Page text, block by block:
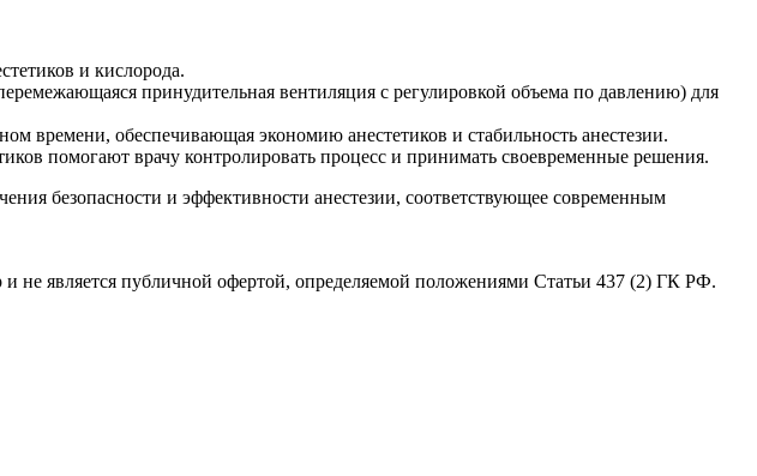
и кислорода.
принудительная вентиляция с регулировкой объема по давлению) для
времени, обеспечивающая экономию анестетиков и стабильность анестезии.
помогают врачу контролировать процесс и принимать своевременные решения.
безопасности и эффективности анестезии, соответствующее современным
не является публичной офертой, определяемой положениями Статьи 437 (2) ГК РФ.